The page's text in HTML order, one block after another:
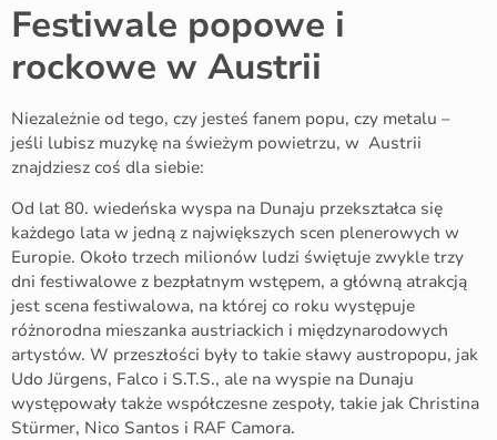
Festiwale popowe i
rockowe w Austrii
Niezależnie od tego, czy jesteś fanem popu, czy metalu –
jeśli lubisz muzykę na świeżym powietrzu, w Austrii
znajdziesz coś dla siebie:
Od lat 80. wiedeńska wyspa na Dunaju przekształca się
każdego lata w jedną z największych scen plenerowych w
Europie. Około trzech milionów ludzi świętuje zwykle trzy
dni festiwalowe z bezpłatnym wstępem, a główną atrakcją
jest scena festiwalowa, na której co roku występuje
różnorodna mieszanka austriackich i międzynarodowych
artystów. W przeszłości były to takie sławy austropopu, jak
Udo Jürgens, Falco i S.T.S., ale na wyspie na Dunaju
występowały także współczesne zespoły, takie jak Christina
Stürmer, Nico Santos i RAF Camora.